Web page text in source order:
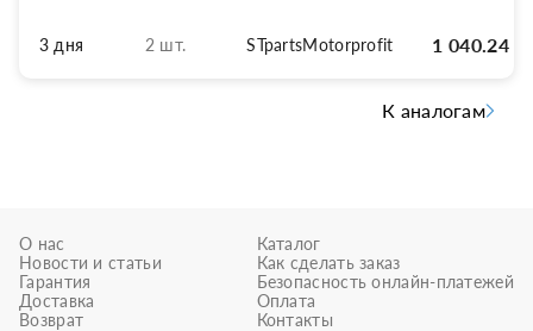
3 дня 2 шт. STpartsMotorprofit 1 040.24р
К аналогам
О нас
Новости и статьи
Гарантия
Доставка
Возврат
Каталог
Как сделать заказ
Безопасность онлайн-платежей
Оплата
Контакты